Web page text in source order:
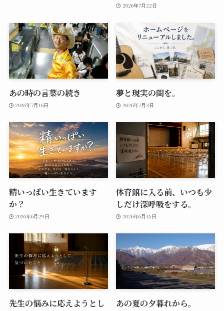
2026年7月22日
あの時の言葉の続き
2026年7月16日
夢と現実の間を。
2026年7月3日
精いっぱい生きています
か？
2026年6月29日
体育館に入る前、いつも少
しだけ深呼吸をする。
2026年6月15日
先生の悩みに応えようとし
あの夏の夕暮れから。